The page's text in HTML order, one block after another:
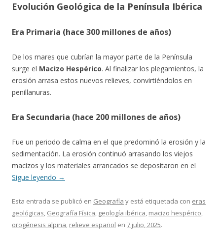
Evolución Geológica de la Península Ibérica
Era Primaria (hace 300 millones de años)
De los mares que cubrían la mayor parte de la Península
surge el Macizo Hespérico. Al finalizar los plegamientos, la
erosión arrasa estos nuevos relieves, convirtiéndolos en
penillanuras.
Era Secundaria (hace 200 millones de años)
Fue un periodo de calma en el que predominó la erosión y la
sedimentación. La erosión continuó arrasando los viejos
macizos y los materiales arrancados se depositaron en el
Sigue leyendo →
Esta entrada se publicó en Geografía y está etiquetada con eras
geológicas, Geografía Física, geología ibérica, macizo hespérico,
orogénesis alpina, relieve español en 7 julio, 2025.